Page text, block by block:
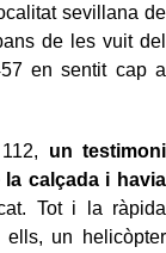
sevillana de
de les vuit del
en sentit cap a
un testimoni
calçada i havia
Tot i la ràpida
ells, un helicòpter